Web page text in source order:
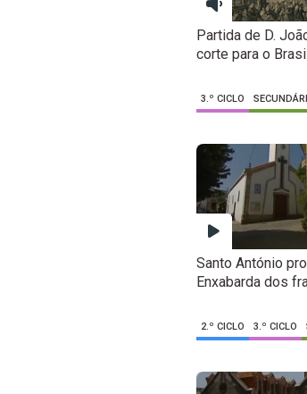
Partida de D.
corte para o Brasil
3.º CICLO
Santo António
Enxabarda dos
2.º CICLO 3.º CICLO